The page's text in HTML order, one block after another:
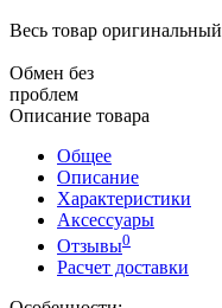
Весь товар оригинальный
Обмен без
проблем
Описание товара
Общее
Описание
Характеристики
Аксессуары
Отзывы0
Расчет доставки